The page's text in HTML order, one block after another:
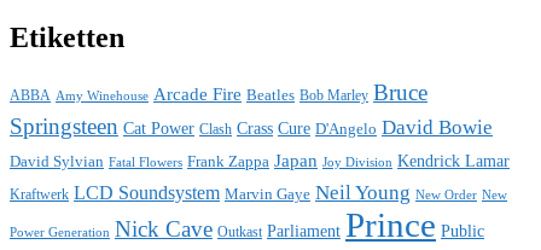
Etiketten
ABBA Amy Winehouse Arcade Fire Beatles Bob Marley Bruce
Springsteen Cat Power Clash Crass Cure D'Angelo David Bowie
David Sylvian Fatal Flowers Frank Zappa Japan Joy Division Kendrick Lamar
Kraftwerk LCD Soundsystem Marvin Gaye Neil Young New Order New
Power Generation Nick Cave Outkast Parliament Prince Public